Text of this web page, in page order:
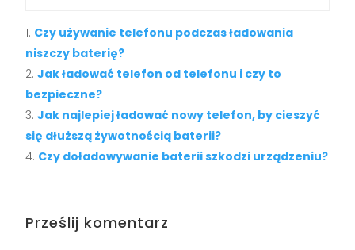
Czy używanie telefonu podczas ładowania
niszczy baterię?
Jak ładować telefon od telefonu i czy to
bezpieczne?
Jak najlepiej ładować nowy telefon, by cieszyć
się dłuższą żywotnością baterii?
Czy doładowywanie baterii szkodzi urządzeniu?
Prześlij komentarz